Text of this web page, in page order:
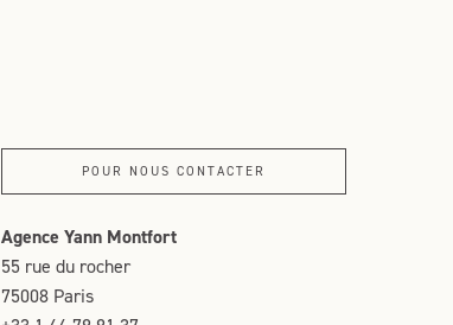
POUR NOUS CONTACTER
Agence Yann Montfort
55 rue du rocher
75008 Paris